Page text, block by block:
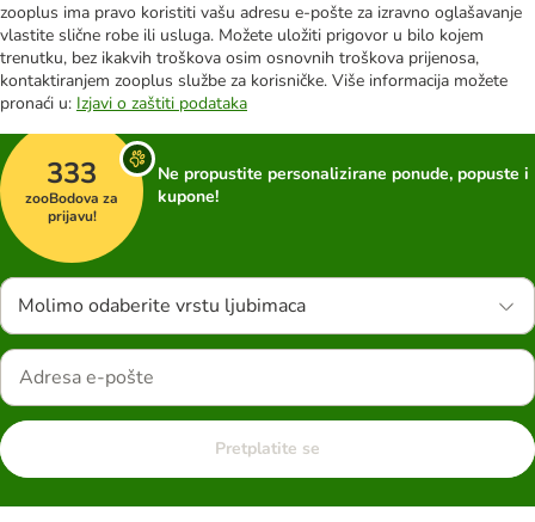
zooplus ima pravo koristiti vašu adresu e-pošte za izravno oglašavanje
vlastite slične robe ili usluga. Možete uložiti prigovor u bilo kojem
trenutku, bez ikakvih troškova osim osnovnih troškova prijenosa,
kontaktiranjem zooplus službe za korisničke. Više informacija možete
pronaći u: Izjavi o zaštiti podataka
333
zooBodova za
prijavu!
Ne propustite personalizirane ponude, popuste i
kupone!
Molimo odaberite vrstu ljubimaca
Pretplatite se